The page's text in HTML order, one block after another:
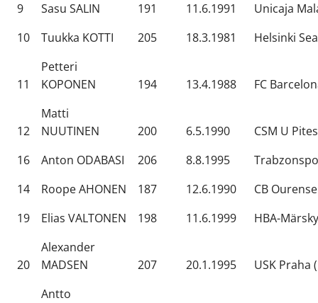
9
Sasu SALIN 191 11.6.1991
Unicaja
10
Tuukka KOTTI 205 18.3.1981 Helsinki
11
Petteri
KOPONEN
194 13.4.1988 FC
12
Matti
NUUTINEN
200 6.5.1990
CSM U
16
Anton ODABASI 206 8.8.1995
14
Roope AHONEN 187 12.6.1990
CB
19
Elias VALTONEN 198 11.6.1999 HBA-
20
Alexander
MADSEN
207 20.1.1995 USK Praha
Antto